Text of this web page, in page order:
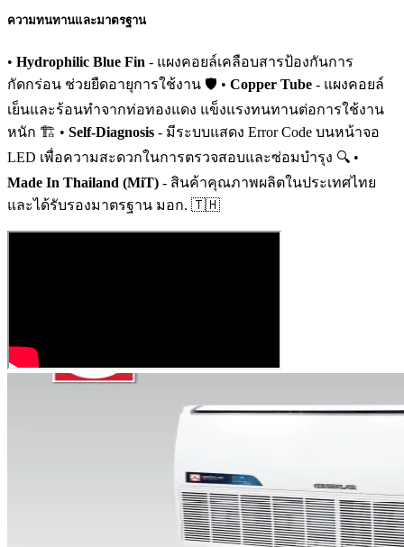
ความทนทานและมาตรฐาน
• Hydrophilic Blue Fin - แผงคอยล์เคลือบสารป้องกันการ
กัดกร่อน ช่วยยืดอายุการใช้งาน 🛡️ • Copper Tube - แผงคอยล์
เย็นและร้อนทำจากท่อทองแดง แข็งแรงทนทานต่อการใช้งาน
หนัก 🏗️ • Self-Diagnosis - มีระบบแสดง Error Code บนหน้าจอ
LED เพื่อความสะดวกในการตรวจสอบและซ่อมบำรุง 🔍 •
Made In Thailand (MiT) - สินค้าคุณภาพผลิตในประเทศไทย
และได้รับรองมาตรฐาน มอก. 🇹🇭